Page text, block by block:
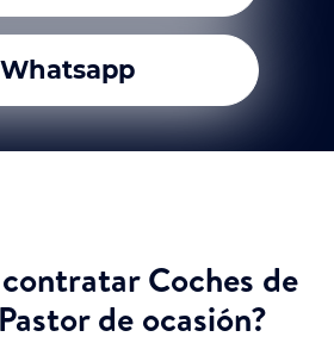
Whatsapp
Coches de
de ocasión?